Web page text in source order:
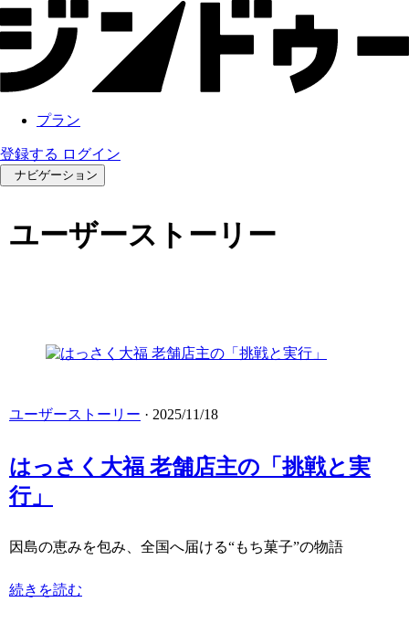
プラン
登録する ログイン
ナビゲーション
ユーザーストーリー
ユーザーストーリー · 2025/11/18
はっさく大福 老舗店主の「挑戦と実
行」
因島の恵みを包み、全国へ届ける“もち菓子”の物語
続きを読む